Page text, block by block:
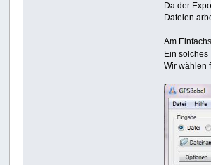
Da der
Dateien
Am
Ein
Wir wählen